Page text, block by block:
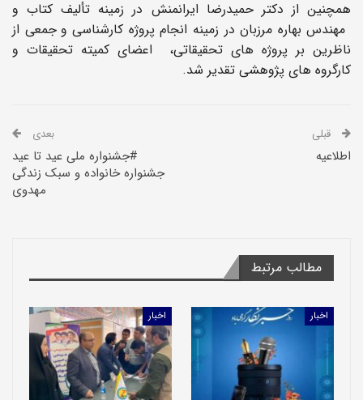
همچنین از دکتر حمیدرضا ایرانمنش در زمینه تألیف کتاب و
مهندس بهاره مرزبان در زمینه انجام پروژه کارشناسی و جمعی از
ناظرین بر پروژه های تحقیقاتی، اعضای کمیته تحقیقات و
کارگروه های پژوهشی تقدیر شد.
قبلی
اطلاعیه
بعدی
#جشنواره ملی عید تا عید
جشنواره خانواده و سبک زندگی
مهدوی
مطالب مرتبط
اخبار اخبار